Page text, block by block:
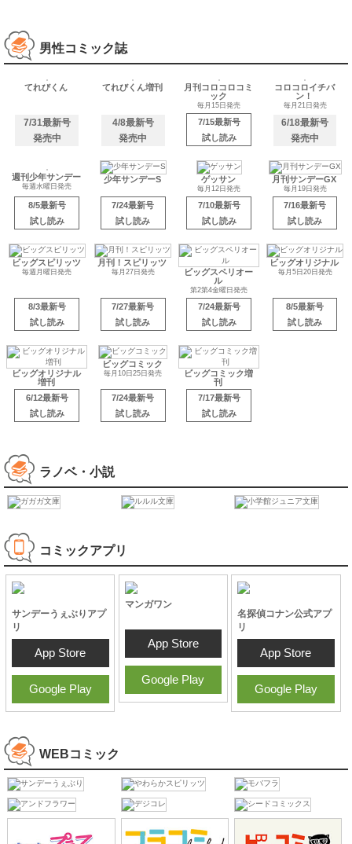
男性コミック誌
てれびくん
7/31最新号
発売中
てれびくん増刊
4/8最新号
発売中
月刊コロコロコミ
ック
毎月15日発売
7/15最新号
試し読み
コロコロイチバ
ン！
毎月21日発売
6/18最新号
発売中
週刊少年サンデー
毎週水曜日発売
8/5最新号
7/24最新号
ゲッサン
毎月12日発売
7/10最新号
ビッグスピリッツ
毎週月曜日発売
月刊！スピリッツ
毎月27日発売
ル
第2第4金曜日発売
ビッグオリジナル
ビッグコミック
毎月10日25日発売
7/24最新号
ビッグコミック増
コミックアプリ
サンデーうぇぶりアプ
マンガワン
名探偵コナン公式アプ
リ